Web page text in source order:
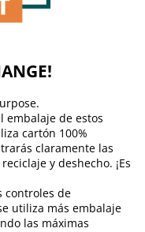
embalaje de estos
cartón 100%
claramente las
y deshecho. ¡Es
controles de
utiliza más embalaje
las máximas